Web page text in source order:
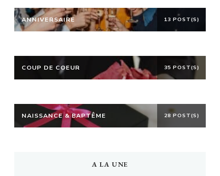
ANNIVERSAIRE 13 POST(S)
COUP DE COEUR 35 POST(S)
NAISSANCE & BAPTÊME 28 POST(S)
A LA UNE